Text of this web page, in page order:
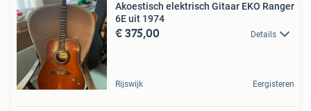
Akoestisch elektrisch Gitaar EKO Ranger
6E uit 1974
€ 375,00 Details
Rijswijk Eergisteren